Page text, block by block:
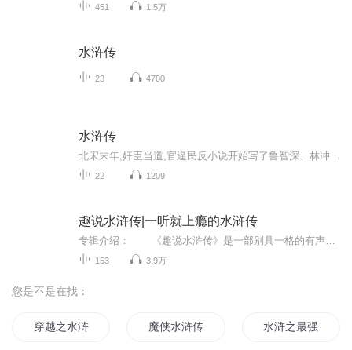
451 1.5万
水浒传
23 4700
水浒传
22 1209
趣说水浒传|一听就上瘾的水浒传
153 3.9万
您是不是在找：
穿越之水浒风云 魔侠水浒传 水浒之最强匪二代